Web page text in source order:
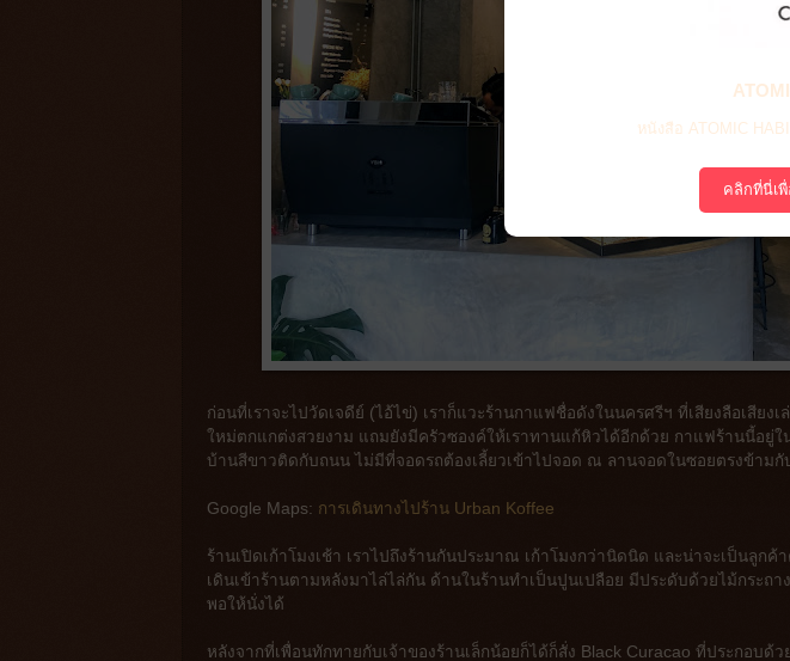
ก่อนที่เราจะไปวัดเจดีย์ (ไอ้ไข่) เราก็แวะร้านกาแฟชื่อดังในนครศรีฯ ที่เสียงลือเสียง
ใหม่ตกแกต่งสวยงาม แถมยังมีครัวซองค์ให้เราทานแก้หิวได้อีกด้วย กาแฟร้านนี้อยู่
บ้านสีขาวติดกับถนน ไม่มีที่จอดรถต้องเลี้ยวเข้าไปจอด ณ ลานจอดในซอยตรงข้าม
Google Maps: การเดินทางไปร้าน Urban Koffee
ร้านเปิดเก้าโมงเช้า เราไปถึงร้านกันประมาณ เก้าโมงกว่านิดนิด และน่าจะเป็นลู
เดินเข้าร้านตามหลังมาไล่ไล่กัน ด้านในร้านทำเป็นปูนเปลือย มีประดับด้วยไม้กระ
พอให้นั่งได้
หลังจากที่เพื่อนทักทายกับเจ้าของร้านเล็กน้อยก็ได้ก็สั่ง Black Curacao ที่ประกอบด้
หนังสือ ATOMIC
คลิกที่นี่เ